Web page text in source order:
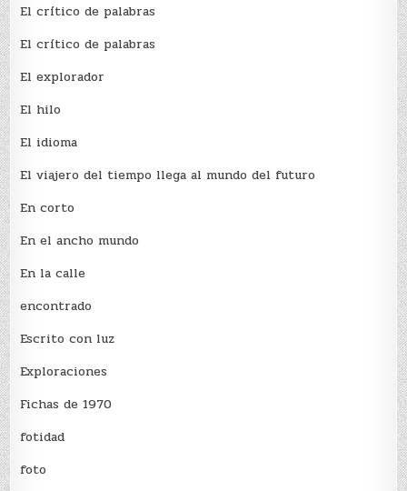
El crí­tico de palabras
El crí­tico de palabras
El explorador
El hilo
El idioma
El viajero del tiempo llega al mundo del futuro
En corto
En el ancho mundo
En la calle
encontrado
Escrito con luz
Exploraciones
Fichas de 1970
fotidad
foto